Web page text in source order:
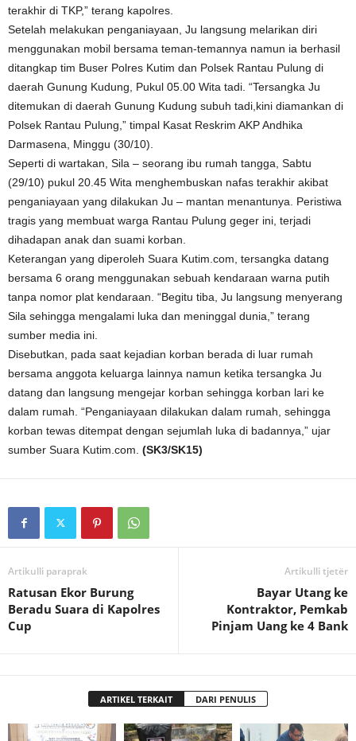
terakhir di TKP,” terang kapolres.
Setelah melakukan penganiayaan, Ju langsung melarikan diri
menggunakan mobil bersama teman-temannya namun ia berhasil
ditangkap tim Buser Polres Kutim dan Polsek Rantau Pulung di
daerah Gunung Kudung, Pukul 05.00 Wita tadi. “Tersangka Ju
ditemukan di daerah Gunung Kudung subuh tadi,kini diamankan di
Polsek Rantau Pulung,” timpal Kasat Reskrim AKP Andhika
Darmasena, Minggu (30/10).
Seperti di wartakan, Sila – seorang ibu rumah tangga, Sabtu
(29/10) pukul 20.45 Wita menghembuskan nafas terakhir akibat
penganiayaan yang dilakukan Ju – mantan menantunya. Peristiwa
tragis yang membuat warga Rantau Pulung geger ini, terjadi
dihadapan anak dan suami korban.
Keterangan yang diperoleh Suara Kutim.com, tersangka datang
bersama 6 orang menggunakan sebuah kendaraan warna putih
tanpa nomor plat kendaraan. “Begitu tiba, Ju langsung menyerang
Sila sehingga mengalami luka dan meninggal dunia,” terang
sumber media ini.
Disebutkan, pada saat kejadian korban berada di luar rumah
bersama anggota keluarga lainnya namun ketika tersangka Ju
datang dan langsung mengejar korban sehingga korban lari ke
dalam rumah. “Penganiayaan dilakukan dalam rumah, sehingga
korban tewas ditempat dengan sejumlah luka di badannya,” ujar
sumber Suara Kutim.com. (SK3/SK15)
Artikulli paraprak
Ratusan Ekor Burung
Beradu Suara di Kapolres
Cup
Artikulli tjetër
Bayar Utang ke
Kontraktor, Pemkab
Pinjam Uang ke 4 Bank
ARTIKEL TERKAIT DARI PENULIS